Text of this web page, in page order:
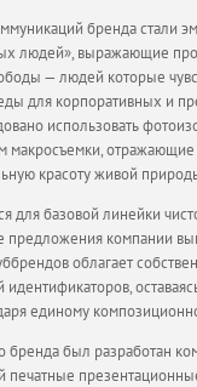
бренда стали
людей», выражающие
— людей которые
для корпоративных и
использовать
макросъемки,
красоту живой
для базовой линейки
предложения компании
облагает
единому
бренда был разработан